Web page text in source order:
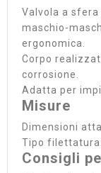
Valvola a sfera
maschio-
ergonomica.
Corpo
corrosione.
Adatta per
Misure
Dimensioni
Tipo
Consigli